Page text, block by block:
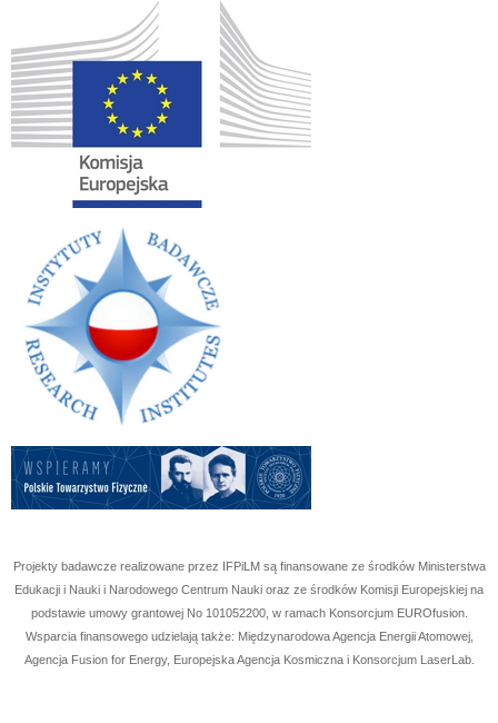
Projekty badawcze realizowane przez IFPiLM są finansowane ze środków Ministerstwa
Edukacji i Nauki i Narodowego Centrum Nauki oraz ze środków Komisji Europejskiej na
podstawie umowy grantowej No 101052200, w ramach Konsorcjum EUROfusion.
Wsparcia finansowego udzielają także: Międzynarodowa Agencja Energii Atomowej,
Agencja Fusion for Energy, Europejska Agencja Kosmiczna i Konsorcjum LaserLab.